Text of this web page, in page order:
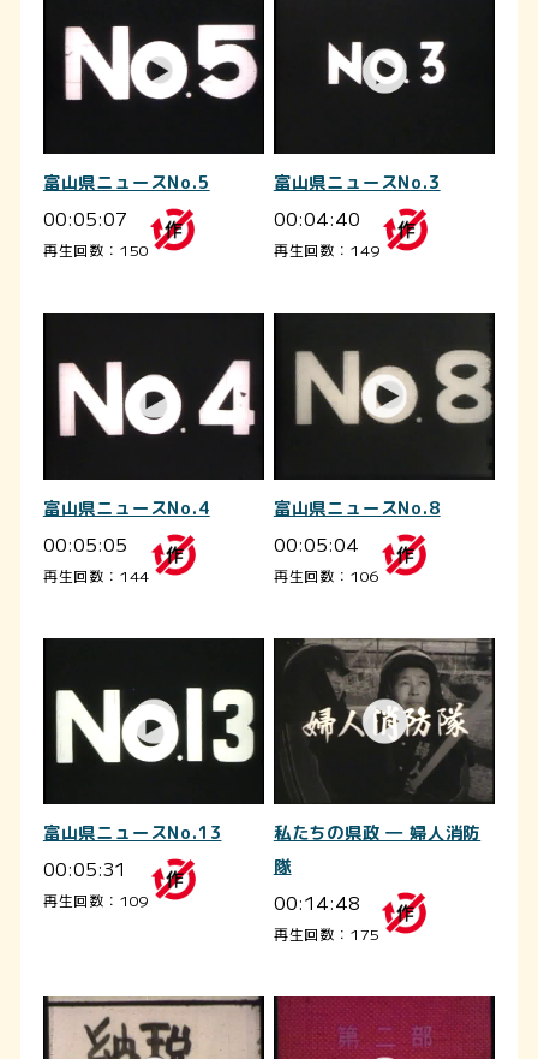
富山県ニュースNo.5
00:05:07
再生回数：150
富山県ニュースNo.3
00:04:40
再生回数：149
富山県ニュースNo.4
00:05:05
再生回数：144
富山県ニュースNo.8
00:05:04
再生回数：106
富山県ニュースNo.13
00:05:31
再生回数：109
私たちの県政 ― 婦人消防
隊
00:14:48
再生回数：175